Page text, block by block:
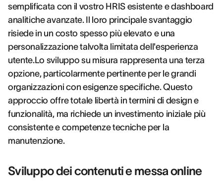
semplificata con il vostro HRIS esistente e dashboard
analitiche avanzate. Il loro principale svantaggio
risiede in un costo spesso più elevato e una
personalizzazione talvolta limitata dell'esperienza
utente.Lo sviluppo su misura rappresenta una terza
opzione, particolarmente pertinente per le grandi
organizzazioni con esigenze specifiche. Questo
approccio offre totale libertà in termini di design e
funzionalità, ma richiede un investimento iniziale più
consistente e competenze tecniche per la
manutenzione.
Sviluppo dei contenuti e messa online